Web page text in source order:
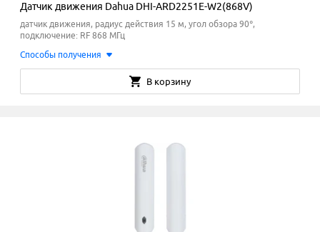
Датчик движения Dahua DHI-ARD2251E-W2(868V)
датчик движения, радиус действия 15 м, угол обзора 90°,
подключение: RF 868 МГц
Способы получения
В корзину